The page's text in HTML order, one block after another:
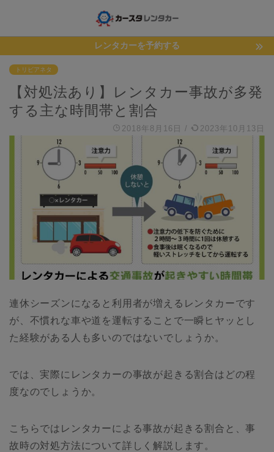
レンタカーを予約する
トリビアネタ
【対処法あり】レンタカー事故が多発
する主な時間帯と割合
2018年8月16日 / 2023年10月13日
連休シーズンになると利用者が増えるレンタカーです
が、不慣れな車や道を運転することで一瞬ヒヤッとし
た経験がある人も多いのではないでしょうか。
では、実際にレンタカーの事故が起きる割合はどの程
度なのでしょうか。
こちらではレンタカーによる事故が起きる割合と、事
故時の対処方法について詳しく解説します。